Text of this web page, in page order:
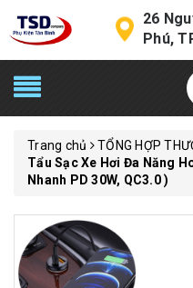
26
Phú,
Trang chủ
TỔNG HỢP
Tẩu Sạc Xe Hơi Đa Năng
Nhanh PD 30W, QC3.0 )